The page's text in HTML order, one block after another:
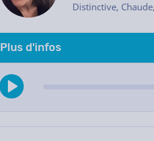
Distinctive,
Plus d'infos